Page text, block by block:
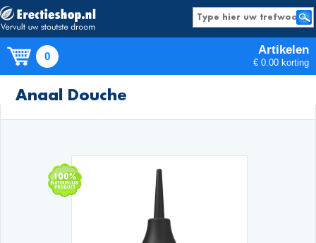
0 Artikelen
€ 0.00 korting
Anaal Douche